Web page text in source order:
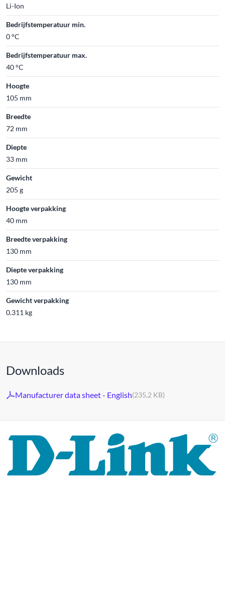
Li-Ion
Bedrijfstemperatuur min.
0 °C
Bedrijfstemperatuur max.
40 °C
Hoogte
105 mm
Breedte
72 mm
Diepte
33 mm
Gewicht
205 g
Hoogte verpakking
40 mm
Breedte verpakking
130 mm
Diepte verpakking
130 mm
Gewicht verpakking
0.311 kg
Downloads
Manufacturer data sheet - English(235,2 KB)